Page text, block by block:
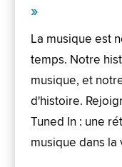
»
La musique est
temps. Notre
musique, et
d'histoire.
Tuned In : une
musique dans